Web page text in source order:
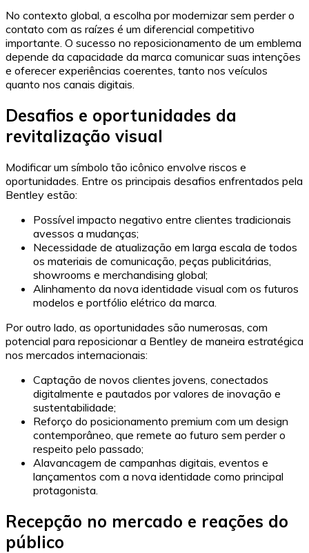
No contexto global, a escolha por modernizar sem perder o
contato com as raízes é um diferencial competitivo
importante. O sucesso no reposicionamento de um emblema
depende da capacidade da marca comunicar suas intenções
e oferecer experiências coerentes, tanto nos veículos
quanto nos canais digitais.
Desafios e oportunidades da
revitalização visual
Modificar um símbolo tão icônico envolve riscos e
oportunidades. Entre os principais desafios enfrentados pela
Bentley estão:
Possível impacto negativo entre clientes tradicionais
avessos a mudanças;
Necessidade de atualização em larga escala de todos
os materiais de comunicação, peças publicitárias,
showrooms e merchandising global;
Alinhamento da nova identidade visual com os futuros
modelos e portfólio elétrico da marca.
Por outro lado, as oportunidades são numerosas, com
potencial para reposicionar a Bentley de maneira estratégica
nos mercados internacionais:
Captação de novos clientes jovens, conectados
digitalmente e pautados por valores de inovação e
sustentabilidade;
Reforço do posicionamento premium com um design
contemporâneo, que remete ao futuro sem perder o
respeito pelo passado;
Alavancagem de campanhas digitais, eventos e
lançamentos com a nova identidade como principal
protagonista.
Recepção no mercado e reações do
público